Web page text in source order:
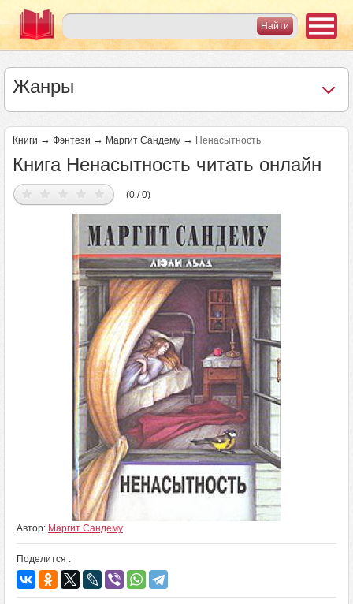
Жанры
Книги → Фэнтези → Маргит Сандему → Ненасытность
Книга Ненасытность читать онлайн
(0 / 0)
Автор: Маргит Сандему
Поделится :